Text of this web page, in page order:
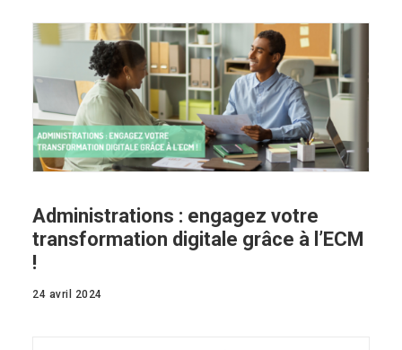
Administrations : engagez votre
transformation digitale grâce à l’ECM
!
24 avril 2024